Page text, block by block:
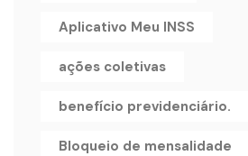
Aplicativo Meu INSS
ações coletivas
benefício previdenciário.
Bloqueio de mensalidade